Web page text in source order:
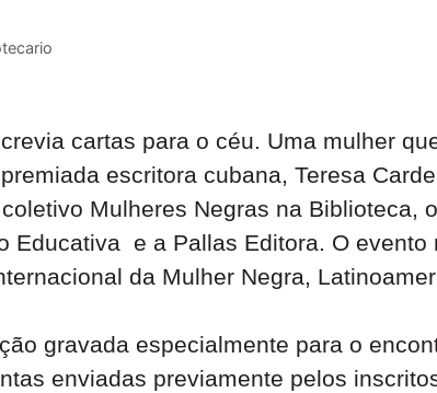
cartas para o céu. Uma mulher
escritora cubana, Teresa
Mulheres Negras na Biblioteca,
Educativa e a Pallas Editora. O evento
da Mulher Negra,
gravada especialmente para o
enviadas previamente pelos